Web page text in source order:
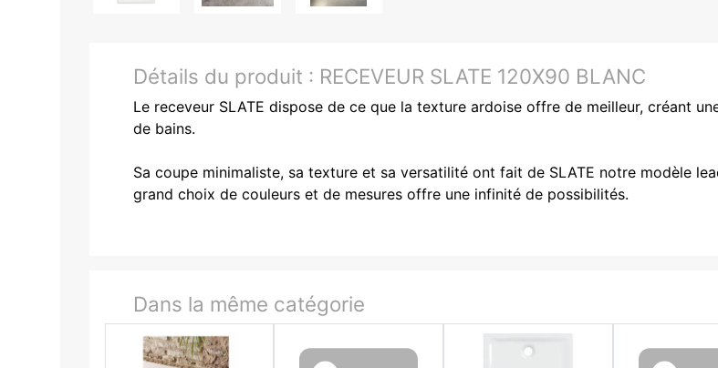
Détails du produit : RECEVEUR SLATE 120X90 BLANC
Le receveur SLATE dispose de ce que la texture ardoise offre de meilleur, créant
de bains.
Sa coupe minimaliste, sa texture et sa versatilité ont fait de SLATE notre modèle
grand choix de couleurs et de mesures offre une infinité de possibilités.
Dans la même catégorie